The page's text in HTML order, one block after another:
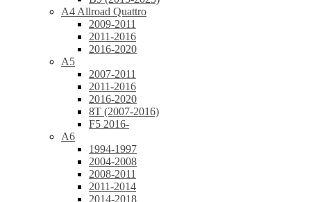
A4 Allroad Quattro
2009-2011
2011-2016
2016-2020
A5
2007-2011
2011-2016
2016-2020
8T (2007-2016)
F5 2016-
A6
1994-1997
2004-2008
2008-2011
2011-2014
2014-2018